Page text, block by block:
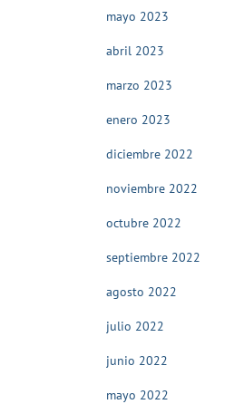
mayo 2023
abril 2023
marzo 2023
enero 2023
diciembre 2022
noviembre 2022
octubre 2022
septiembre 2022
agosto 2022
julio 2022
junio 2022
mayo 2022